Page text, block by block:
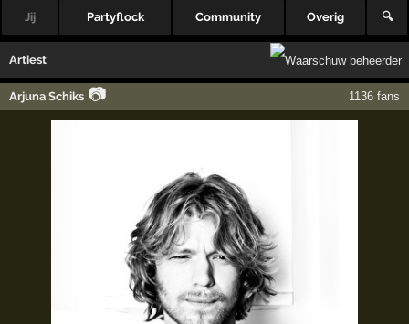
Jij Partyflock Community Overig 🔍
Artiest
Arjuna Schiks 📷 1136 fans